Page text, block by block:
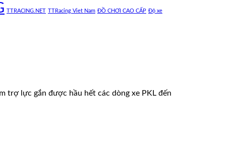
TTRACING.NET TTRacing Viet Nam ĐỒ CHƠI CAO CẤP Độ xe
trợ lực gắn được hầu hết các dòng xe PKL đến